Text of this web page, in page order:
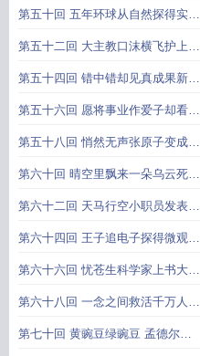
刀竟是杀人刀微生物学的开创
第五十回 五年环球从自然探得实际
六个便士向爸爸买点时间进化论的
创立
第五十二回 大主教口沫横飞护上帝
小斗犬伶牙利爪捍新论进化论的传
播
第五十四回 错中错却见真成果新发
现又有新牺牲天然放射性的发现
第五十六回 愿将事业作爱子却看名
利如浮云镭的发现下
第五十八回 悄然无声张原子变成李
原子喜报忽至化学奖却送物理人原
子衰变的发现
第六十回 晴空里飘来一朵乌云死水
上吹起一阵清风量子论的产生
第六十二回 天马行空小职员发表高
论价值连城短论文装备大军狭义相
对论的创立
第六十四回 王子追电子探得微观新
奥秘数学加物理辟出力学新体系量
子力学的创立
第六十六回 忧苍生科学家上书大总
统传佳音航海者登上新大陆第一个
原子反应堆的诞生
第六十八回 一念之间救活千万人十
年接力功到自然成抗菌素的发现
第七十回 黄豌豆绿豌豆 孟德尔详